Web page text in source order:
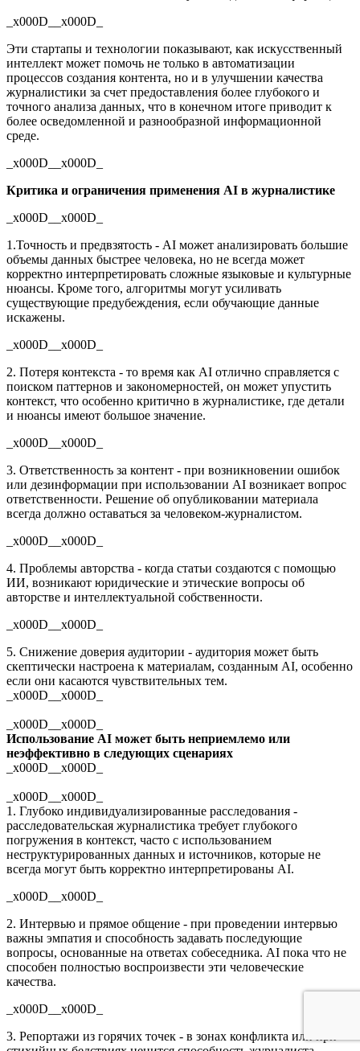
_x000D__x000D_
Эти стартапы и технологии показывают, как искусственный
интеллект может помочь не только в автоматизации
процессов создания контента, но и в улучшении качества
журналистики за счет предоставления более глубокого и
точного анализа данных, что в конечном итоге приводит к
более осведомленной и разнообразной информационной
среде.
_x000D__x000D_
Критика и ограничения применения AI в журналистике
_x000D__x000D_
1.Точность и предвзятость - AI может анализировать большие
объемы данных быстрее человека, но не всегда может
корректно интерпретировать сложные языковые и культурные
нюансы. Кроме того, алгоритмы могут усиливать
существующие предубеждения, если обучающие данные
искажены.
_x000D__x000D_
2. Потеря контекста - то время как AI отлично справляется с
поиском паттернов и закономерностей, он может упустить
контекст, что особенно критично в журналистике, где детали
и нюансы имеют большое значение.
_x000D__x000D_
3. Ответственность за контент - при возникновении ошибок
или дезинформации при использовании AI возникает вопрос
ответственности. Решение об опубликовании материала
всегда должно оставаться за человеком-журналистом.
_x000D__x000D_
4. Проблемы авторства - когда статьи создаются с помощью
ИИ, возникают юридические и этические вопросы об
авторстве и интеллектуальной собственности.
_x000D__x000D_
5. Снижение доверия аудитории - аудитория может быть
скептически настроена к материалам, созданным AI, особенно
если они касаются чувствительных тем.
_x000D__x000D_
_x000D__x000D_
Использование AI может быть неприемлемо или
неэффективно в следующих сценариях
_x000D__x000D_
_x000D__x000D_
1. Глубоко индивидуализированные расследования -
расследовательская журналистика требует глубокого
погружения в контекст, часто с использованием
неструктурированных данных и источников, которые не
всегда могут быть корректно интерпретированы AI.
_x000D__x000D_
2. Интервью и прямое общение - при проведении интервью
важны эмпатия и способность задавать последующие
вопросы, основанные на ответах собеседника. AI пока что не
способен полностью воспроизвести эти человеческие
качества.
_x000D__x000D_
3. Репортажи из горячих точек - в зонах конфликта или при